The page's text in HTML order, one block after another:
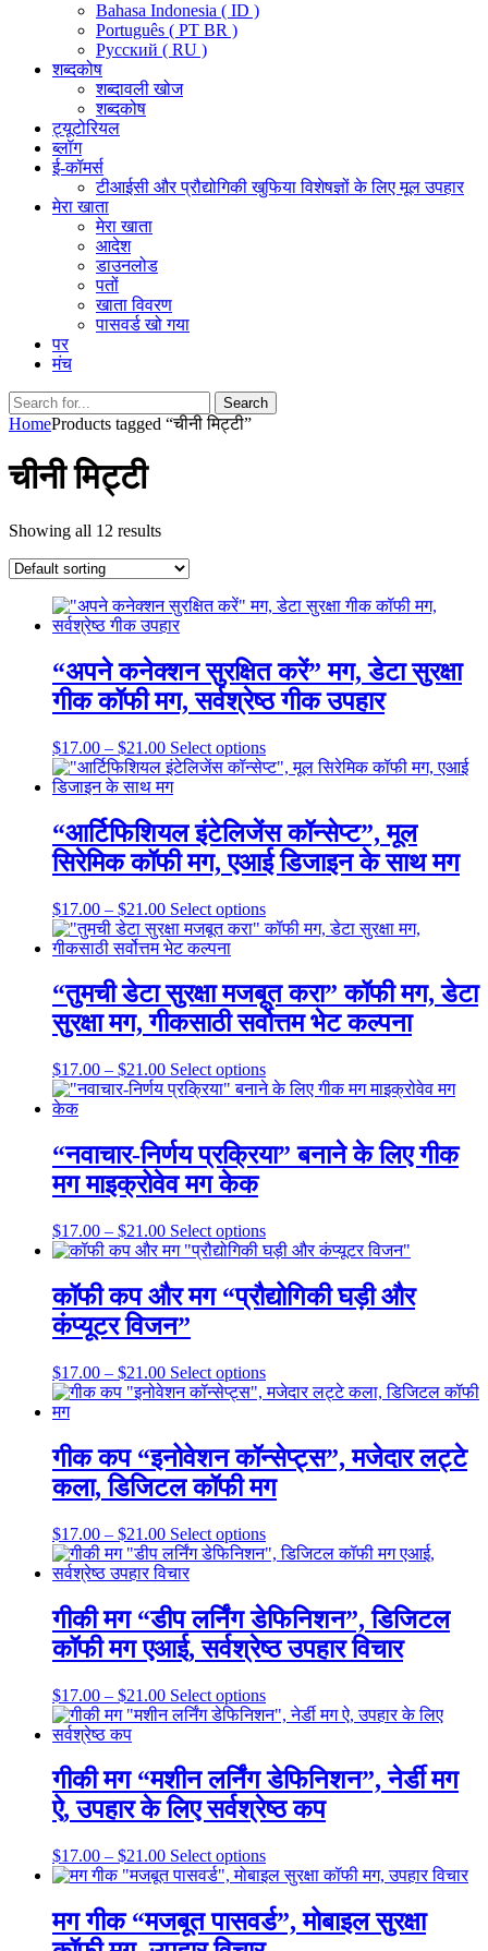
Bahasa Indonesia ( ID )
Português ( PT BR )
Pусский ( RU )
शब्दकोष
शब्दावली खोज
शब्दकोष
ट्यूटोरियल
ब्लॉग
ई-कॉमर्स
टीआईसी और प्रौद्योगिकी खुफिया विशेषज्ञों के लिए मूल उपहार
मेरा खाता
मेरा खाता
आदेश
डाउनलोड
पतों
खाता विवरण
पासवर्ड खो गया
पर
मंच
Search
Search
for:
HomeProducts tagged “चीनी मिट्टी”
चीनी मिट्टी
Showing all 12 results
“अपने कनेक्शन सुरक्षित करें” मग, डेटा सुरक्षा
गीक कॉफी मग, सर्वश्रेष्ठ गीक उपहार
$17.00 – $21.00Price
range:
$17.00
$21.00
Select optionsThis
product
variants.
The
options
be
chosen
on
product
page
“आर्टिफिशियल इंटेलिजेंस कॉन्सेप्ट”, मूल
सिरेमिक कॉफी मग, एआई डिजाइन के साथ मग
$17.00 – $21.00Price
range:
$17.00
$21.00
Select optionsThis
product
variants.
The
options
be
chosen
product
page
“तुमची डेटा सुरक्षा मजबूत करा” कॉफी मग, डेटा
सुरक्षा मग, गीकसाठी सर्वोत्तम भेट कल्पना
$17.00 – $21.00Price
range:
$21.00
Select optionsThis
product
variants.
The
be
chosen
on
the
product
“नवाचार-निर्णय प्रक्रिया” बनाने के लिए गीक
मग माइक्रोवेव मग केक
$17.00 – $21.00Price
range:
through
$21.00
Select optionsThis
product
multiple
variants.
may
be
chosen
the
product
page
कॉफी कप और मग “प्रौद्योगिकी घड़ी और
कंप्यूटर विजन”
$17.00 – $21.00Price
range:
$21.00
Select optionsThis
product
variants.
The
options
be
chosen
on
product
page
गीक कप “इनोवेशन कॉन्सेप्ट्स”, मजेदार लट्टे
कला, डिजिटल कॉफी मग
$17.00 – $21.00Price
range:
$17.00
$21.00
Select optionsThis
product
variants.
The
options
be
chosen
on
product
page
गीकी मग “डीप लर्निंग डेफिनिशन”, डिजिटल
कॉफी मग एआई, सर्वश्रेष्ठ उपहार विचार
$17.00 – $21.00Price
range:
$21.00
Select optionsThis
product
variants.
The
options
be
chosen
on
the
product
गीकी मग “मशीन लर्निंग डेफिनिशन”, नेर्डी मग
ऐ, उपहार के लिए सर्वश्रेष्ठ कप
$17.00 – $21.00Price
range:
through
$21.00
Select optionsThis
product
multiple
variants.
मग गीक “मजबूत पासवर्ड”, मोबाइल सुरक्षा